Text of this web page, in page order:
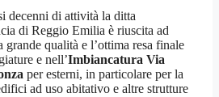
decenni di attività la ditta
di Reggio Emilia è riuscita ad
grande qualità e l’ottima resa finale
e nell’Imbiancatura Via
per esterni, in particolare per la
ad uso abitativo e altre strutture